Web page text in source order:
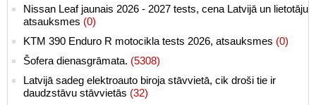
Nissan Leaf jaunais 2026 - 2027 tests, cena Latvijā un lietotāju
atsauksmes (0)
KTM 390 Enduro R motocikla tests 2026, atsauksmes (0)
Šofera dienasgrāmata. (5308)
Latvijā sadeg elektroauto biroja stāvvietā, cik droši tie ir
daudzstāvu stāvvietās (32)